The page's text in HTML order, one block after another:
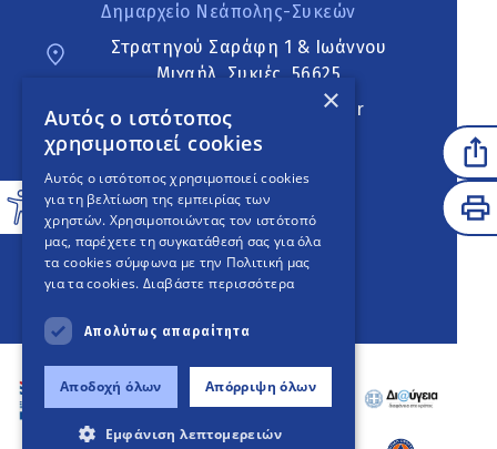
Δημαρχείο Νεάπολης-Συκεών
Στρατηγού Σαράφη 1 & Ιωάννου
Μιχαήλ, Συκιές, 56625
neapoli.sykies@ddt.gov.gr
Ακολουθήστε
English Version
An project
×
Αυτός ο ιστότοπος
χρησιμοποιεί cookies
Αυτός ο ιστότοπος χρησιμοποιεί cookies
για τη βελτίωση της εμπειρίας των
χρηστών. Χρησιμοποιώντας τον ιστότοπό
μας, παρέχετε τη συγκατάθεσή σας για όλα
τα cookies σύμφωνα με την Πολιτική μας
για τα cookies. Διαβάστε περισσότερα
Απολύτως απαραίτητα
Αποδοχή όλων Απόρριψη όλων
Εμφάνιση λεπτομερειών